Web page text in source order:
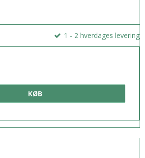
1 - 2 hverdages levering
KØB